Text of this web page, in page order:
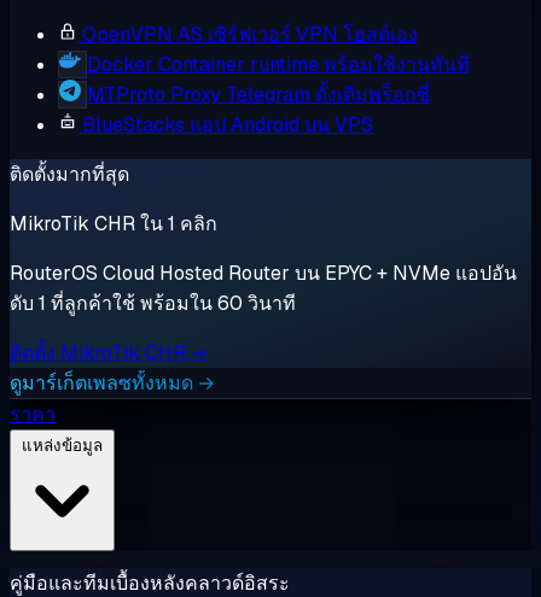
OpenVPN AS เซิร์ฟเวอร์ VPN โฮสต์เอง
Docker Container runtime พร้อมใช้งานทันที
MTProto Proxy Telegram ดั้งเดิมพร็อกซี่
BlueStacks แอป Android บน VPS
ติดตั้งมากที่สุด
MikroTik CHR ใน 1 คลิก
RouterOS Cloud Hosted Router บน EPYC + NVMe แอปอัน
ดับ 1 ที่ลูกค้าใช้ พร้อมใน 60 วินาที
ติดตั้ง MikroTik CHR →
ดูมาร์เก็ตเพลซทั้งหมด →
ราคา
คู่มือและทีมเบื้องหลังคลาวด์อิสระ